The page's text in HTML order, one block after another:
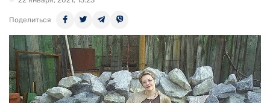
Поделиться